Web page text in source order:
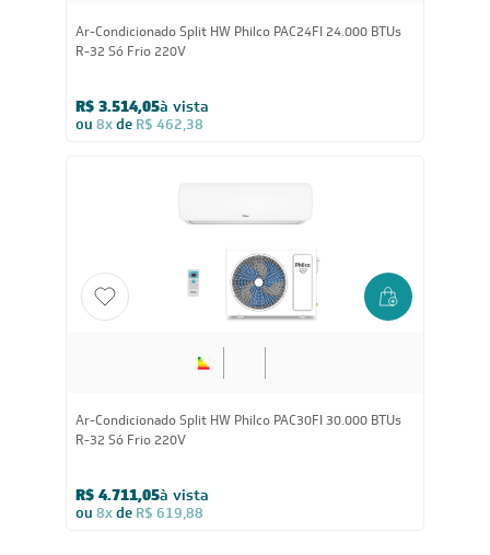
Ar-Condicionado Split HW Philco PAC24FI 24.000 BTUs
R-32 Só Frio 220V
R$ 3.514,05à vista
ou 8xde R$ 462,38
Ar-Condicionado Split HW Philco PAC30FI 30.000 BTUs
R-32 Só Frio 220V
R$ 4.711,05à vista
ou 8xde R$ 619,88